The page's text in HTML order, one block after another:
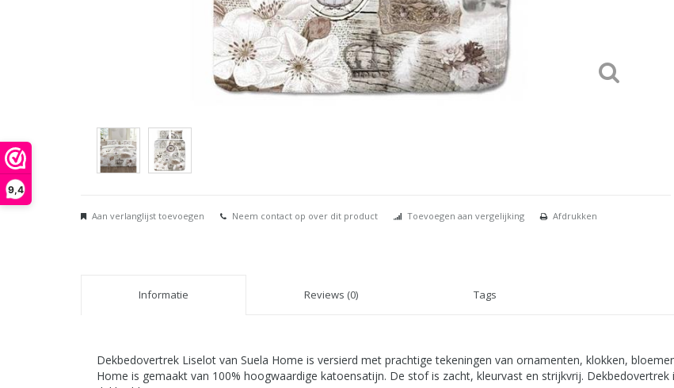
9,4
Aan verlanglijst toevoegen Neem contact op over dit product Toevoegen aan vergelijking Afdrukken
Informatie Reviews (0) Tags
Dekbedovertrek Liselot van Suela Home is versierd met prachtige tekeningen van ornamenten, klokken,
Home is gemaakt van 100% hoogwaardige katoensatijn. De stof is zacht, kleurvast en strijkvrij.